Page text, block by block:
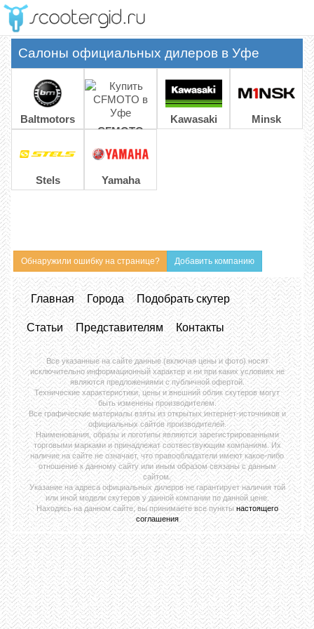
Салоны официальных дилеров в Уфе
Baltmotors
CFMOTO
Kawasaki Minsk
Stels Yamaha
Обнаружили ошибку на странице? Добавить компанию
Главная Города Подобрать скутер
Статьи Представителям Контакты
Все указанные на сайте данные (включая цены и фото) носят
исключительно информационный характер и ни при каких условиях не
являются предложениями с публичной офертой.
Технические характеристики, цены и внешний облик скутеров могут
быть изменены производителем.
Все графические материалы взяты из открытых интернет-источников и
официальных сайтов производителей.
Наименования, образы и логотипы являются зарегистрированными
торговыми марками и принадлежат соотвествующим компаниям. Их
наличие на сайте не означает, что правообладатели имеют какое-либо
отношение к данному сайту или иным образом связаны с данным
сайтом.
Указание на адреса официальных дилеров не гарантирует наличия той
или иной модели скутеров у данной компании по данной цене.
Находясь на данном сайте, вы принимаете все пункты настоящего
соглашения